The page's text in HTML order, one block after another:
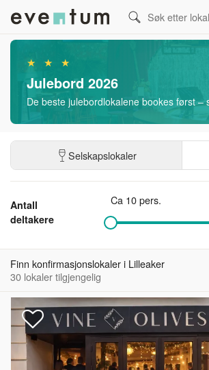
★ ★ ★
Julebord 2026
De beste julebordlokalene bookes først –
Selskapslokaler
Antall
deltakere
Ca 10 pers.
Finn konfirmasjonslokaler i Lilleaker
30 lokaler tilgjengelig